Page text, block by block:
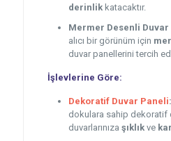
derinlikkatacaktır.
Mermer Desenli Duvar
alıcı bir görünüm için
duvar panellerini tercih
İşlevlerine Göre:
Dekoratif Duvar Paneli:
dokulara sahip dekoratif
duvarlarınıza şıklıkve